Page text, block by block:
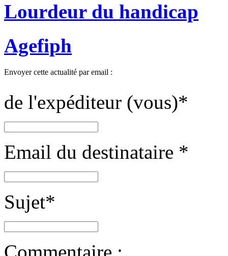
Lourdeur du handicap
Agefiph
Envoyer cette actualité par email :
de l'expéditeur (vous)*
Email du destinataire *
Sujet*
Commentaire :